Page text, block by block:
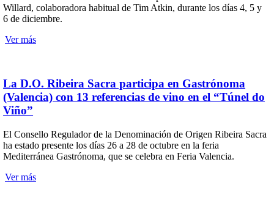
Willard, colaboradora habitual de Tim Atkin, durante los días 4, 5 y
6 de diciembre.
Ver más
La D.O. Ribeira Sacra participa en Gastrónoma
(Valencia) con 13 referencias de vino en el “Túnel do
Viño”
El Consello Regulador de la Denominación de Origen Ribeira Sacra
ha estado presente los días 26 a 28 de octubre en la feria
Mediterránea Gastrónoma, que se celebra en Feria Valencia.
Ver más